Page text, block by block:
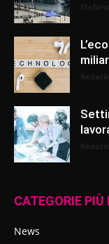
CATEGORIE PIÙ
News